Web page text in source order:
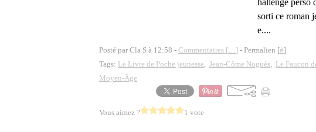
hallenge perso
sorti ce roman
e....
Posté par Cla S à 12:58 - Commentaires […] - Permalien [#]
Tags: Le Livre de Poche jeunesse, Jean-Côme Noguès, Le Faucon
Moyen-Âge
Vous aimez ? 1 vote